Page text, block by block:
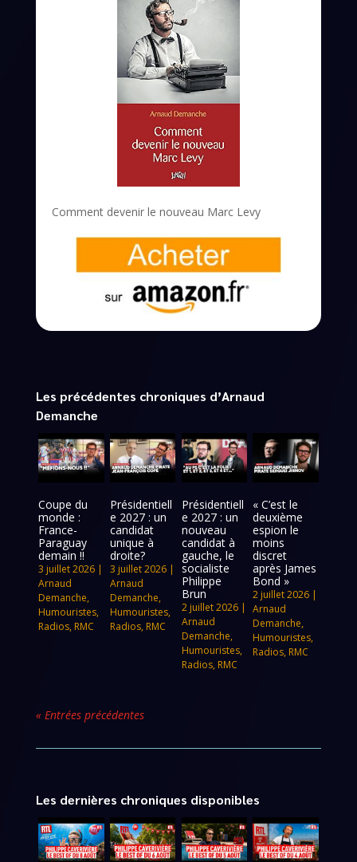
Comment devenir le nouveau Marc Levy
Les précédentes chroniques d’Arnaud
Demanche
Coupe du
monde :
France-
Paraguay
demain !!
3 juillet 2026 |
Arnaud
Demanche,
Humouristes,
Radios, RMC
Présidentiell
e 2027 : un
candidat
unique à
droite?
3 juillet 2026|
Arnaud
Demanche,
Humouristes,
Radios, RMC
Présidentiell
e 2027 : un
nouveau
candidat à
gauche, le
socialiste
Philippe
Brun
2 juillet 2026|
Arnaud
Demanche,
Humouristes,
Radios, RMC
« C’est le
deuxième
espion le
moins
discret
après James
Bond »
2 juillet 2026 |
Arnaud
Demanche,
Humouristes,
Radios, RMC
« Entrées précédentes
Les dernières chroniques disponibles